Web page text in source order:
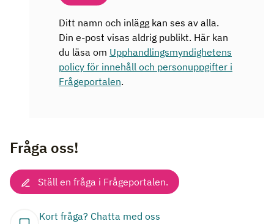
Ditt namn och inlägg kan ses av alla.
Din e-post visas aldrig publikt. Här kan
du läsa om Upphandlingsmyndighetens
policy för innehåll och personuppgifter i
Frågeportalen.
Fråga oss!
Ställ en fråga i Frågeportalen.
Kort fråga? Chatta med oss